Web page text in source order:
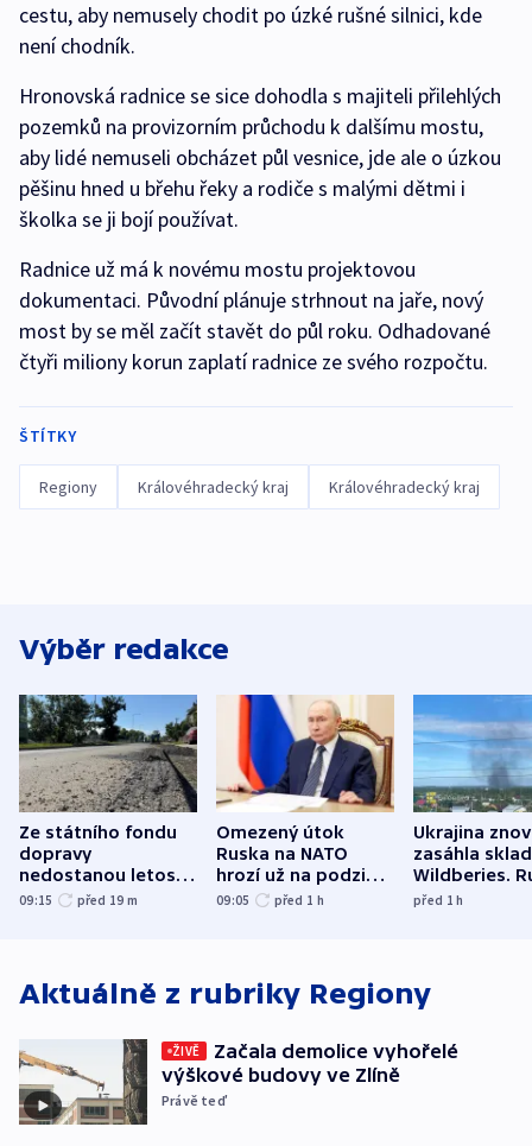
cestu, aby nemusely chodit po úzké rušné silnici, kde
není chodník.
Hronovská radnice se sice dohodla s majiteli přilehlých
pozemků na provizorním průchodu k dalšímu mostu,
aby lidé nemuseli obcházet půl vesnice, jde ale o úzkou
pěšinu hned u břehu řeky a rodiče s malými dětmi i
školka se ji bojí používat.
Radnice už má k novému mostu projektovou
dokumentaci. Původní plánuje strhnout na jaře, nový
most by se měl začít stavět do půl roku. Odhadované
čtyři miliony korun zaplatí radnice ze svého rozpočtu.
ŠTÍTKY
Regiony Královéhradecký kraj Královéhradecký kraj
Výběr redakce
Ze státního fondu
dopravy
nedostanou letos
kraje na silnice ani
09:15 před 19 m
Omezený útok
Ruska na NATO
hrozí už na podzim,
varují tajné služby
09:05 před 1 h
Ukrajina
zasáhla
Wildberies.
útočili v
před 1h
Aktuálně z rubriky Regiony
ŽIVĚ
Začala demolice vyhořelé
výškové budovy ve Zlíně
Právě teď